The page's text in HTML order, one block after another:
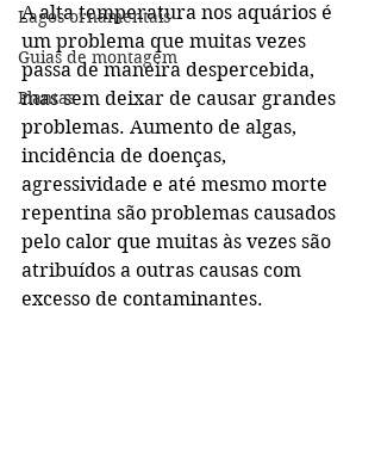
Lagos ornamentais
Guias de montagem
Plantas
A alta temperatura nos aquários é
um problema que muitas vezes
passa de maneira despercebida,
mas sem deixar de causar grandes
problemas. Aumento de algas,
incidência de doenças,
agressividade e até mesmo morte
repentina são problemas causados
pelo calor que muitas às vezes são
atribuídos a outras causas com
excesso de contaminantes.